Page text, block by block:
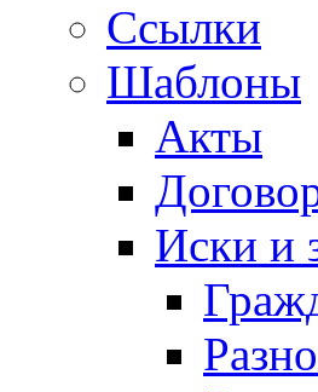
Ссылки
Шаблоны
Акты
Иски и